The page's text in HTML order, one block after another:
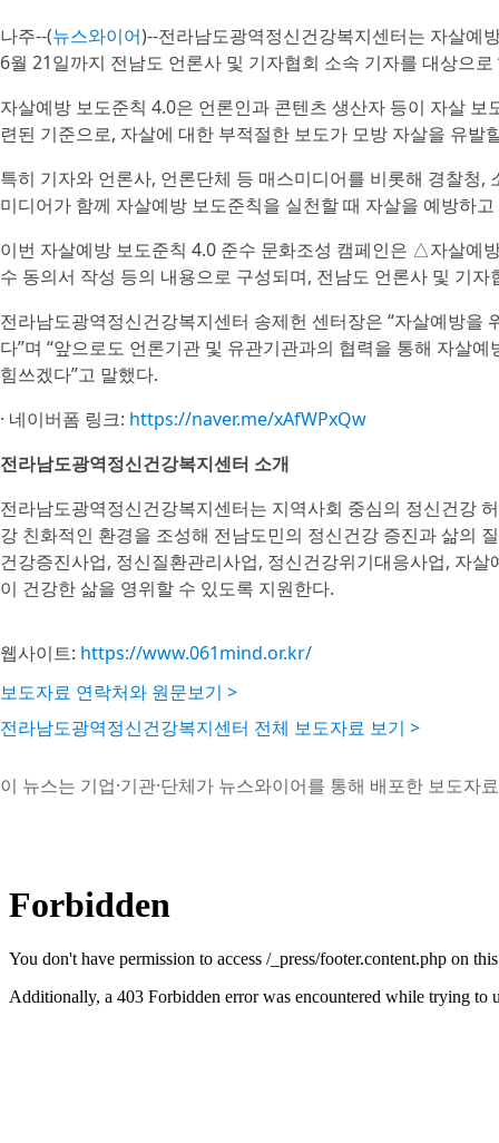
나주--(뉴스와이어)--전라남도광역정신건강복지센터는 자살예
6월 21일까지 전남도 언론사 및 기자협회 소속 기자를 대상으
자살예방 보도준칙 4.0은 언론인과 콘텐츠 생산자 등이 자살
련된 기준으로, 자살에 대한 부적절한 보도가 모방 자살을 유
특히 기자와 언론사, 언론단체 등 매스미디어를 비롯해 경찰청
미디어가 함께 자살예방 보도준칙을 실천할 때 자살을 예방하
이번 자살예방 보도준칙 4.0 준수 문화조성 캠페인은 △자살
수 동의서 작성 등의 내용으로 구성되며, 전남도 언론사 및 기
전라남도광역정신건강복지센터 송제헌 센터장은 “자살예방
다”며 “앞으로도 언론기관 및 유관기관과의 협력을 통해 자살
힘쓰겠다”고 말했다.
· 네이버폼 링크: https://naver.me/xAfWPxQw
전라남도광역정신건강복지센터 소개
전라남도광역정신건강복지센터는 지역사회 중심의 정신건강
강 친화적인 환경을 조성해 전남도민의 정신건강 증진과 삶의
건강증진사업, 정신질환관리사업, 정신건강위기대응사업, 자
이 건강한 삶을 영위할 수 있도록 지원한다.
웹사이트: https://www.061mind.or.kr/
보도자료 연락처와 원문보기 >
전라남도광역정신건강복지센터 전체 보도자료 보기 >
이 뉴스는 기업·기관·단체가 뉴스와이어를 통해 배포한 보도자